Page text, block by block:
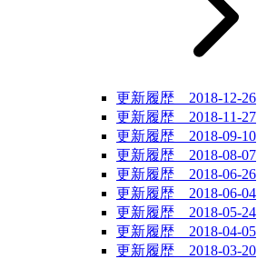
更新履歴 2018-12-26
更新履歴 2018-11-27
更新履歴 2018-09-10
更新履歴 2018-08-07
更新履歴 2018-06-26
更新履歴 2018-06-04
更新履歴 2018-05-24
更新履歴 2018-04-05
更新履歴 2018-03-20